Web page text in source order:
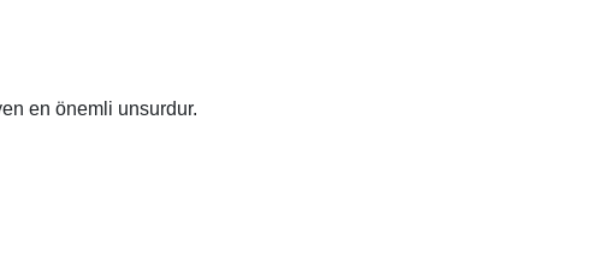
en önemli unsurdur.